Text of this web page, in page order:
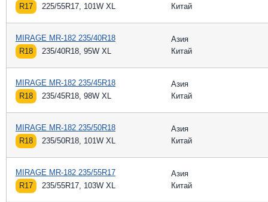
R17
225/55R17, 101W XL
Китай
MIRAGE MR-182 235/40R18
R18
235/40R18, 95W XL
Азия
Китай
MIRAGE MR-182 235/45R18
R18
235/45R18, 98W XL
Азия
Китай
MIRAGE MR-182 235/50R18
R18
235/50R18, 101W XL
Азия
Китай
MIRAGE MR-182 235/55R17
R17
235/55R17, 103W XL
Азия
Китай